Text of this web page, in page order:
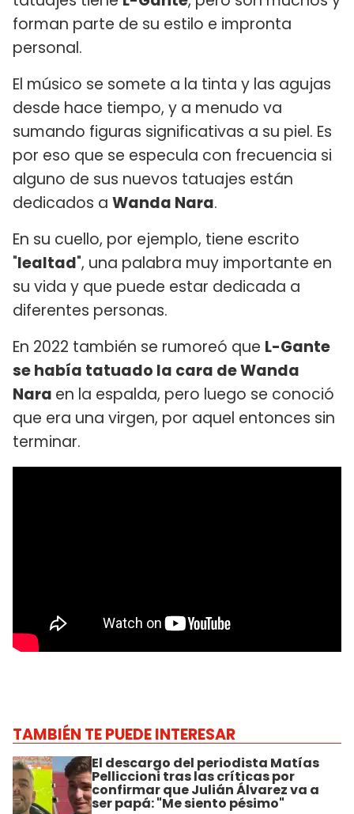
forman parte de su estilo e impronta
personal.
El músico se somete a la tinta y las agujas
desde hace tiempo, y a menudo va
sumando figuras significativas a su piel. Es
por eso que se especula con frecuencia si
alguno de sus nuevos tatuajes están
dedicados a Wanda Nara.
En su cuello, por ejemplo, tiene escrito
"lealtad", una palabra muy importante en
su vida y que puede estar dedicada a
diferentes personas.
En 2022 también se rumoreó que L-Gante
se había tatuado la cara de Wanda
Nara en la espalda, pero luego se conoció
que era una virgen, por aquel entonces sin
terminar.
TAMBIÉN TE PUEDE INTERESAR
El descargo del periodista Matías
Pelliccioni tras las críticas por
confirmar que Julián Álvarez va a
ser papá: "Me siento pésimo"